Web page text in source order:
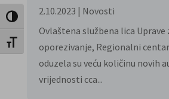
Toggle High Contrast
Toggle Font size
2.10.2023 | Novosti
Ovlaštena službena lica
oporezivanje, Regionalni
oduzela su veću količinu novih
vrijednosti cca...